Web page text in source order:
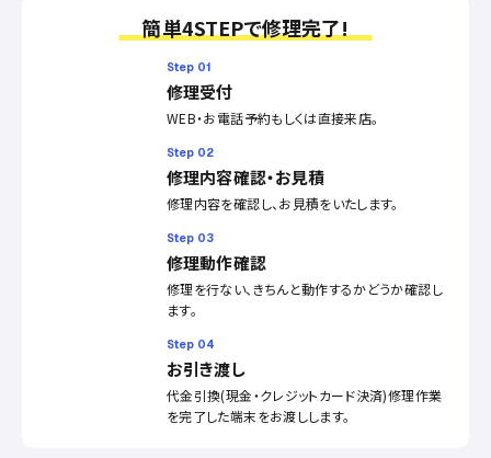
簡単4STEPで修理完了!
Step 01
修理受付
WEB・お電話予約もしくは直接来店。
Step 02
修理内容確認・お見積
修理内容を確認し、お見積をいたします。
Step 03
修理動作確認
修理を行ない、きちんと動作するかどうか確認し
ます。
Step 04
お引き渡し
代金引換(現金・クレジットカード決済)修理作業
を完了した端末をお渡しします。